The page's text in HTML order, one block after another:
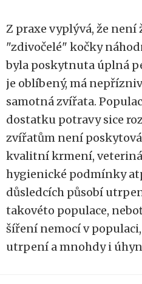
Z praxe vyplývá, že není
"zdivočelé" kočky
byla poskytnuta úplná
je oblíbený, má
samotná zvířata.
dostatku potravy sice
zvířatům není
kvalitní krmení,
hygienické podmínky
důsledcích působí
takovéto populace,
šíření nemocí v
utrpení a mnohdy i